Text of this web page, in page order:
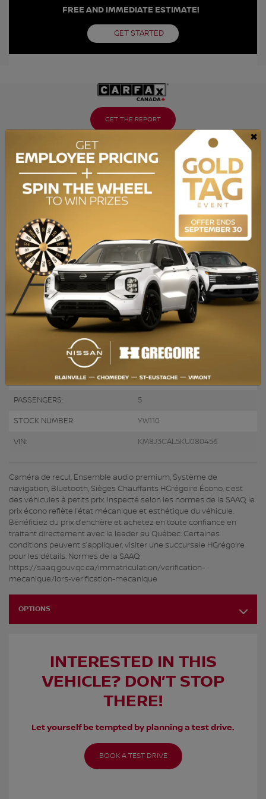
GET THE REPORT
SPECIFICATIONS
YEAR: 2019
TRANSMISSION:
DRIVETRAIN: AWD
ENGINE: 4 Cylinders
ENGINE (L): 2.4
FUEL: Gasoline
EXTERIOR COLOR:
4
INTERIOR COLOR: Black
PASSENGERS: 5
STOCK NUMBER: YW110
VIN: KM8J3CAL5KU080456
Caméra de recul, Ensemble audio premium, Système de
navigation, Bluetooth, Sièges Chauffants HGrégoire Écono, c’est
des véhicules à petits prix. Inspecté selon les normes de la SAAQ, le
prix écono reflète l’état mécanique et esthétique du véhicule.
Bénéficiez du prix d’enchère et achetez en toute confiance en
traitant directement avec le leader au Québec. Certaines
conditions peuvent s’appliquer, visiter une succursale HGrégoire
pour les détails. Normes de la SAAQ:
https://saaq.gouv.qc.ca/immatriculation/verification-
mecanique/lors-verification-mecanique
OPTIONS
INTERESTED IN THIS
VEHICLE? DON’T STOP
THERE!
Let yourself be tempted by planning a test drive.
BOOK A TEST DRIVE
FREE AND IMMEDIATE ESTIMATE!
GET STARTED
×